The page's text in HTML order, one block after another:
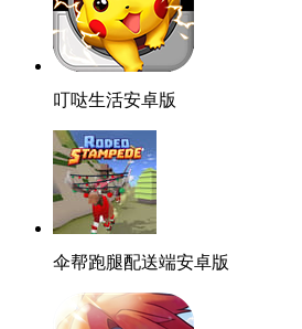
叮哒生活安卓版
伞帮跑腿配送端安卓版